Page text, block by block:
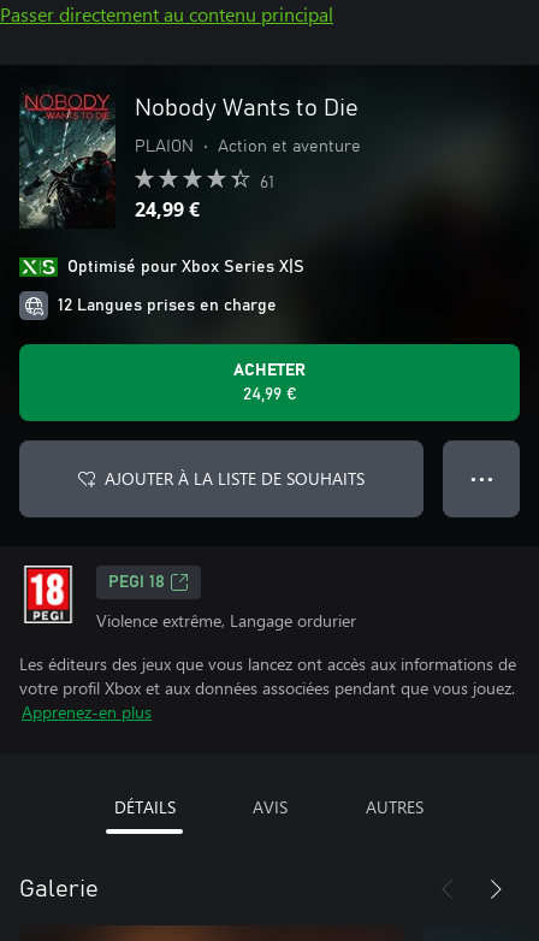
Passer directement au contenu principal
Nobody Wants to Die
PLAION • Action et aventure
61
24,99 €
Optimisé pour Xbox Series X|S
12 Langues prises en charge
ACHETER
24,99 €
AJOUTER À LA LISTE DE SOUHAITS ● ● ●
PEGI 18
Violence extrême, Langage ordurier
Les éditeurs des jeux que vous lancez ont accès aux informations de
votre profil Xbox et aux données associées pendant que vous jouez.
Apprenez-en plus
DÉTAILS AVIS AUTRES
Galerie